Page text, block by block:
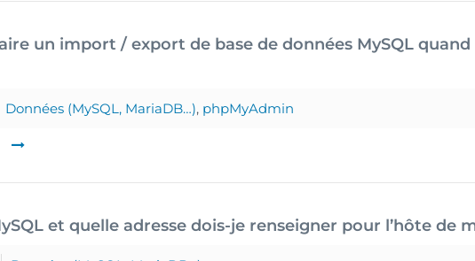
un import / export de base de données MySQL
Données (MySQL, MariaDB…), phpMyAdmin
et quelle adresse dois-je renseigner pour l’hôte de